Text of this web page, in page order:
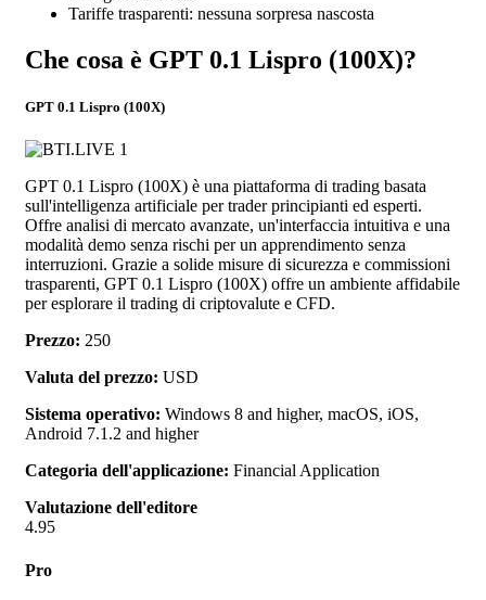
Tariffe trasparenti: nessuna sorpresa nascosta
Che cosa è GPT 0.1 Lispro (100X)?
GPT 0.1 Lispro (100X)
GPT 0.1 Lispro (100X) è una piattaforma di trading basata
sull'intelligenza artificiale per trader principianti ed esperti.
Offre analisi di mercato avanzate, un'interfaccia intuitiva e una
modalità demo senza rischi per un apprendimento senza
interruzioni. Grazie a solide misure di sicurezza e commissioni
trasparenti, GPT 0.1 Lispro (100X) offre un ambiente affidabile
per esplorare il trading di criptovalute e CFD.
Prezzo: 250
Valuta del prezzo: USD
Sistema operativo: Windows 8 and higher, macOS, iOS,
Android 7.1.2 and higher
Categoria dell'applicazione: Financial Application
Valutazione dell'editore
4.95
Pro